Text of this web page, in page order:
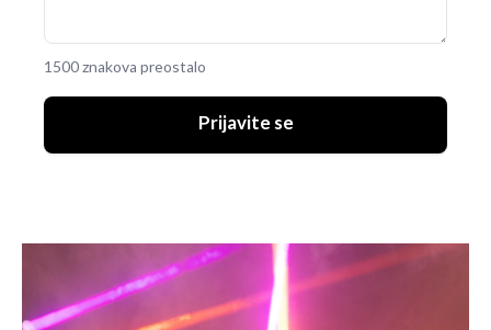
1500 znakova preostalo
Prijavite se